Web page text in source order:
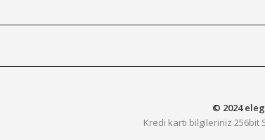
© 2024
Kredi kartı bilgileriniz 256bit